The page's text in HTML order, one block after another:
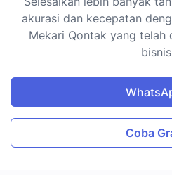
akurasi dan kecepatan
Mekari Qontak yang telah
Coba